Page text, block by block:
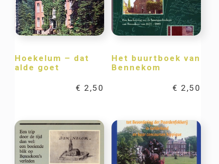
Hoekelum – dat
alde goet
€ 2,50
Het buurtboek van
Bennekom
€ 2,50